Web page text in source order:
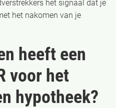
het signaal dat je
het nakomen van je
heeft een
voor het
hypotheek?